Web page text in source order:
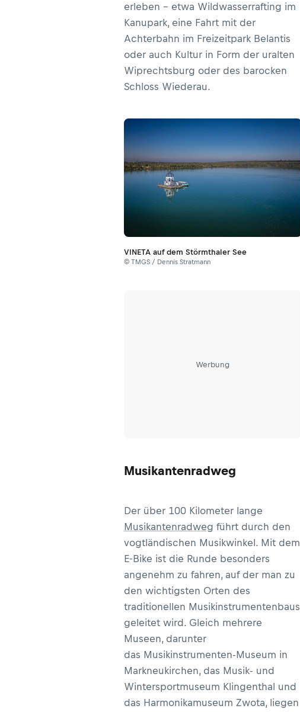
erleben – etwa Wildwasserrafting im
Kanupark, eine Fahrt mit der
Achterbahn im Freizeitpark Belantis
oder auch Kultur in Form der uralten
Wiprechtsburg oder des barocken
Schloss Wiederau.
VINETA auf dem Störmthaler See
© TMGS / Dennis Stratmann
Werbung
Musikantenradweg
Der über 100 Kilometer lange
Musikantenradweg führt durch den
vogtländischen Musikwinkel. Mit dem
E-Bike ist die Runde besonders
angenehm zu fahren, auf der man zu
den wichtigsten Orten des
traditionellen Musikinstrumentenbaus
geleitet wird. Gleich mehrere
Museen, darunter
das Musikinstrumenten-Museum in
Markneukirchen, das Musik- und
Wintersportmuseum Klingenthal und
das Harmonikamuseum Zwota, liegen